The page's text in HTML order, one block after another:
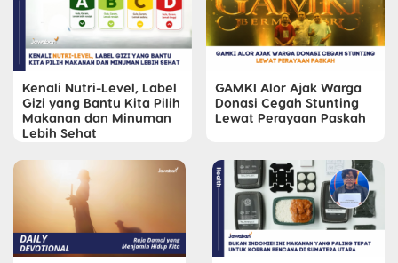
Kenali Nutri-Level, Label
Gizi yang Bantu Kita Pilih
Makanan dan Minuman
Lebih Sehat
GAMKI Alor Ajak Warga
Donasi Cegah Stunting
Lewat Perayaan Paskah